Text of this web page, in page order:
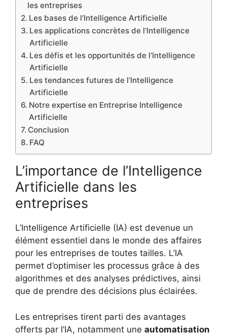
les entreprises
Les bases de l’Intelligence Artificielle
Les applications concrètes de l’Intelligence
Artificielle
Les défis et les opportunités de l’Intelligence
Artificielle
Les tendances futures de l’Intelligence
Artificielle
Notre expertise en Entreprise Intelligence
Artificielle
Conclusion
FAQ
L’importance de l’Intelligence
Artificielle dans les
entreprises
L’Intelligence Artificielle (IA) est devenue un
élément essentiel dans le monde des affaires
pour les entreprises de toutes tailles. L’IA
permet d’optimiser les processus grâce à des
algorithmes et des analyses prédictives, ainsi
que de prendre des décisions plus éclairées.
Les entreprises tirent parti des avantages
offerts par l’IA, notamment une automatisation